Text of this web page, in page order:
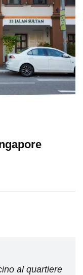
al quartiere